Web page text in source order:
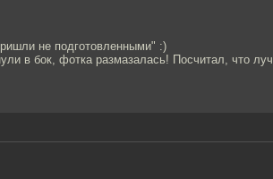
не подготовленными" :)
в бок, фотка размазалась! Посчитал, что